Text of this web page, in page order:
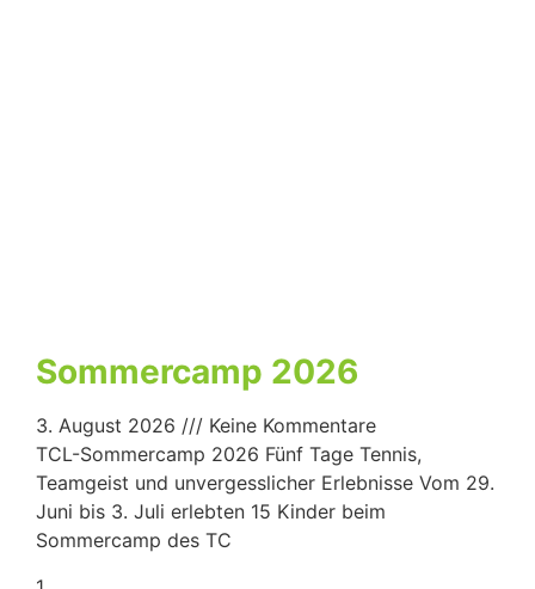
Sommercamp 2026
3. August 2026
Keine Kommentare
TCL-Sommercamp 2026 Fünf Tage Tennis,
Teamgeist und unvergesslicher Erlebnisse Vom 29.
Juni bis 3. Juli erlebten 15 Kinder beim
Sommercamp des TC